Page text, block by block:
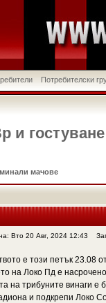
Потребителски
и
мачове
Вто 20 Авг, 2024 12:43
е този петък 23.08
на Локо Пд е
на трибуните винаги
и подкрепи Локо